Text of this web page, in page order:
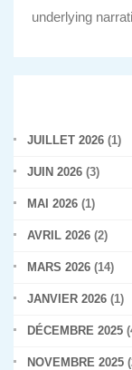
underlying
JUILLET 2026 (1)
JUIN 2026 (3)
MAI 2026 (1)
AVRIL 2026 (2)
MARS 2026 (14)
JANVIER 2026 (1)
DÉCEMBRE 2025
NOVEMBRE 2025